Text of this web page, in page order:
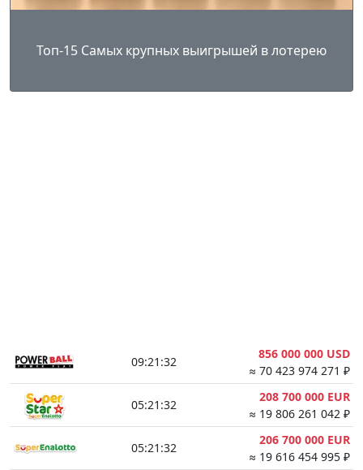
Топ-15 Самых крупных выигрышей в лотерею
09:21:31
856 000 000 USD
≈ 70 423 974 271 ₽
05:21:31
208 700 000 EUR
≈ 19 806 261 042 ₽
05:21:31
206 700 000 EUR
≈ 19 616 454 995 ₽